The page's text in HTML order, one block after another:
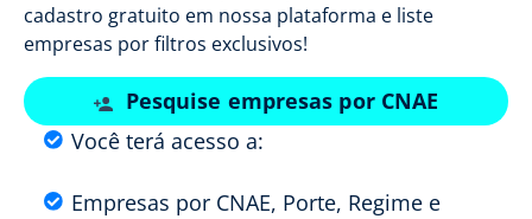
cadastro gratuito em nossa plataforma e liste
empresas por filtros exclusivos!
Pesquise empresas por CNAE
Você terá acesso a:
Empresas por CNAE, Porte, Regime e